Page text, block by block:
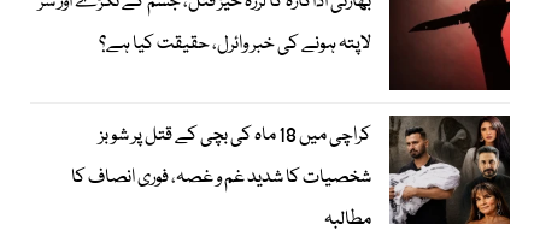
لاپتہ ہونے کی خبر وائرل، حقیقت کیا ہے؟
کراچی میں 18 ماہ کی بچی کے قتل پر شوبز
شخصیات کا شدید غم و غصہ، فوری انصاف کا
مطالبہ